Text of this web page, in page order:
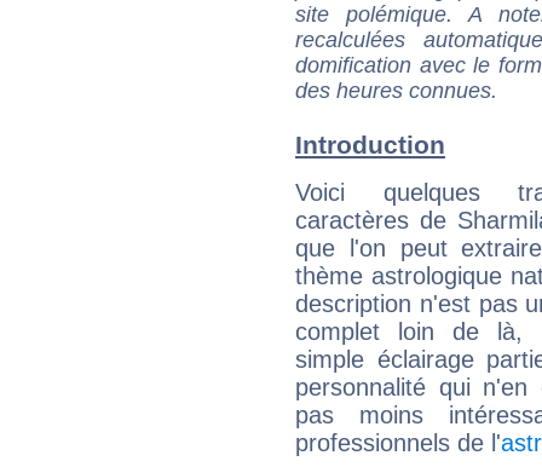
site polémique. A
recalculées
domification avec le
des heures connues.
Introduction
Voici quelques
caractères de
que l'on peut
thème astrologique
description n'est pas
complet loin de là,
simple éclairage
personnalité qui n'en
pas moins
professionnels de l'